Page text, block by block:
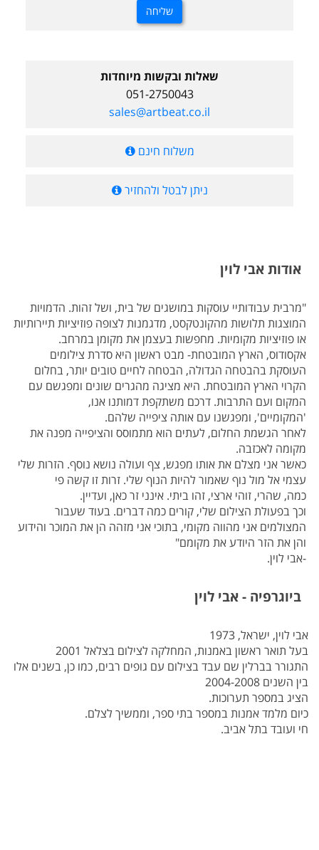
שאלות ובקשות מיוחדות
051-2750043
sales@artbeat.co.il
משלוח חינם
ניתן לבטל ולהחזיר
אודות אבי לוין
"מרבית עבודותיי עוסקות במושגים של בית, ושל זהות. הדמויות
המוצגות תלושות מהקונטקסט, מדגמנות לצופה פוזיציות תיירותיות
או פוזיציות מקומיות. מחפשות בעצמן את מקומן במרחב.
אקסודוס, הארץ המובטחת- מבט ראשון היא סדרת צילומים
העוסקת בהבטחה הגדולה, הבטחה לחיים טובים יותר, בחלום
הקרוי הארץ המובטחת. היא מציגה מהגרים שונים ומפגשם עם
המקום ועם התרבות. דרכם משתקפת דמותנו אנו,
'המקומיים', ומפגשנו עם אותה ציפייה שלהם.
לאחר הגשמת החלום, לעתים הוא מתמוסס והציפייה מפנה את
מקומה לאכזבה.
כאשר אני מצלם את אותו מפגש, צף ועולה נושא נוסף. הזרות שלי
עצמי אל מול נוף שאמור להיות הנוף שלי. זרות זו קשה פי
כמה, שהרי, זוהי ארצי, זהו ביתי. אינני זר כאן, ועדיין.
וכך בפעולת הצילום שלי, קורים כמה דברים. בעוד שעבור
המצולמים אני מהווה מקומי, בתוכי אני מזהה הן את המוכר והידוע
והן את הזר היודע את מקומם"
-אבי לוין.
ביוגרפיה - אבי לוין
אבי לוין, ישראל, 1973
בעל תואר ראשון באמנות, המחלקה לצילום בצלאל 2001
התגורר בברלין שם עבד בצילום עם גופים רבים, כמו כן, בשנים אלו
בין השנים 2004-2008
הציג במספר תערוכות.
כיום מלמד אמנות במספר בתי ספר, וממשיך לצלם.
חי ועובד בתל אביב.